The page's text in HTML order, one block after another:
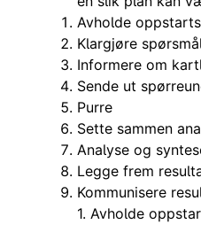
Avholde
Klargjøre
Informere om
Sende ut
Purre
Sette sammen
Analyse og
Legge frem
Kommunisere
1. Avholde